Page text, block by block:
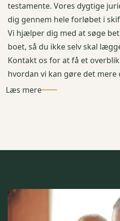
testamente. Vores dygtige
dig gennem hele forløbet i
Vi hjælper dig med at søge
boet, så du ikke selv skal
Kontakt os for at få et
hvordan vi kan gøre det
Læs mere